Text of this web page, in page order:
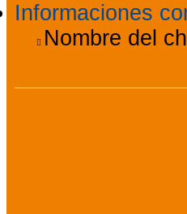
Informaciones
Nombre del